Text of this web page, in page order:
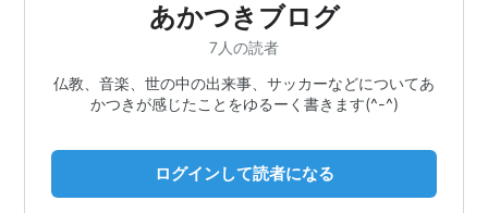
あかつきブログ
7人の読者
仏教、音楽、世の中の出来事、サッカーなどについてあ
かつきが感じたことをゆるーく書きます(^-^)
ログインして読者になる